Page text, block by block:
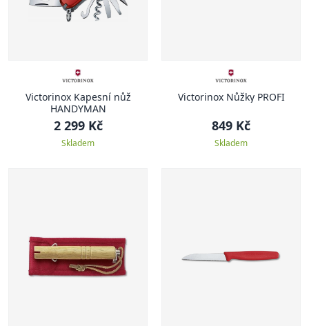
Victorinox Kapesní nůž
HANDYMAN
2 299 Kč
Skladem
Victorinox Nůžky PROFI
849 Kč
Skladem